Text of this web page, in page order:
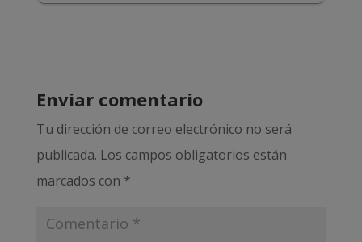
Enviar comentario
Tu dirección de correo electrónico no será
publicada. Los campos obligatorios están
marcados con *